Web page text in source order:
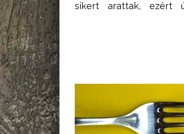
sikert arattak, ezért
elkészítheted, mint
Balatont is egész
látogathatod! Jó